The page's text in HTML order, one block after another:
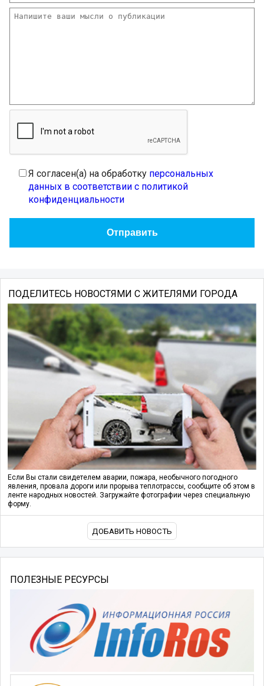
Я согласен(а) на обработку персональных
данных в соответствии с политикой
конфиденциальности
ПОДЕЛИТЕСЬ НОВОСТЯМИ С ЖИТЕЛЯМИ ГОРОДА
Если Вы стали свидетелем аварии, пожара, необычного погодного
явления, провала дороги или прорыва теплотрассы, сообщите об этом в
ленте народных новостей. Загружайте фотографии через специальную
форму.
ДОБАВИТЬ НОВОСТЬ
ПОЛЕЗНЫЕ РЕСУРСЫ